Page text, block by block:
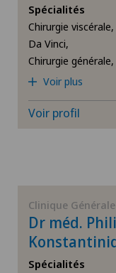
Chirurgie de la
Chirurgie de la
Chirurgie de la
Chirurgie du
Spécialités
Chirurgie viscérale,
Da Vinci,
Chirurgie générale,
Voir plus
Voir profil
Clinique
Dr méd.
Spécialités